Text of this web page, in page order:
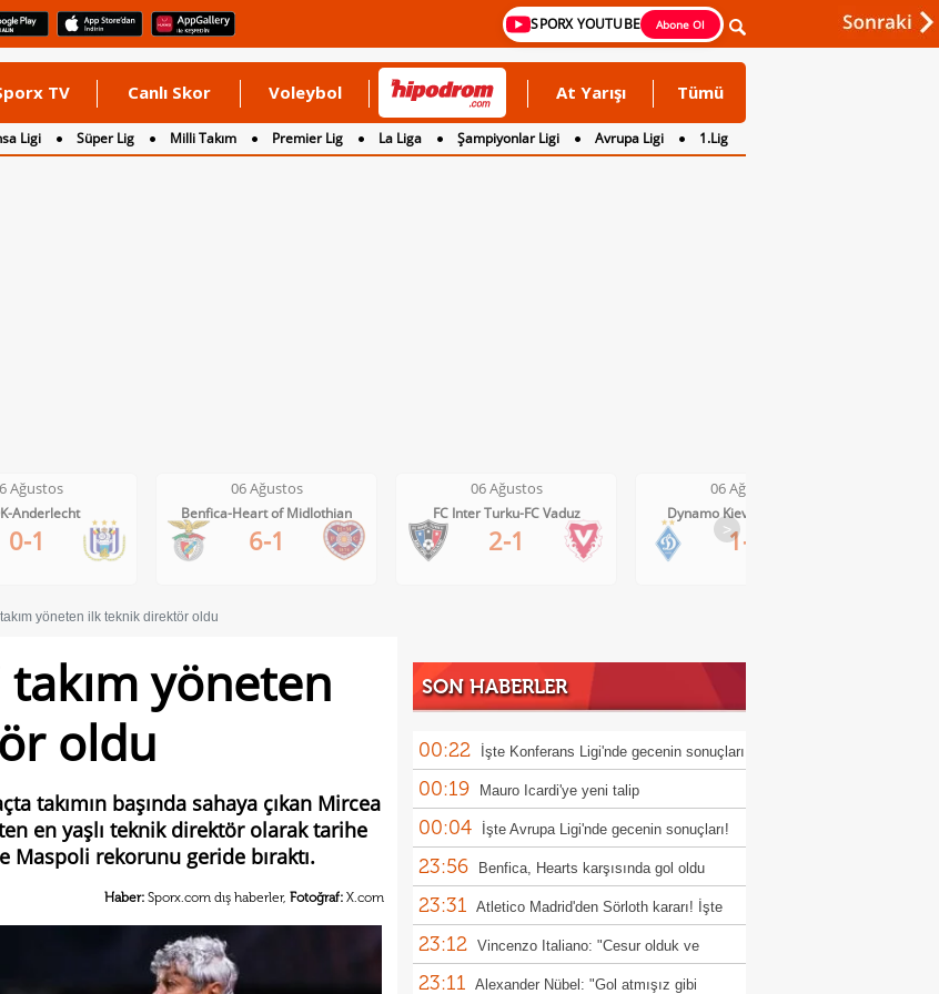
SPORX YOUTUBE Abone Ol
TV Canlı Skor Voleybol At Yarışı Tümü
Ligi Süper Lig Milli Takım Premier Lig La Liga Şampiyonlar Ligi Avrupa Ligi
1.Lig
Ağustos
Anderlecht
0-1
06 Ağustos
Benfica-Heart of Midlothian
6-1
06 Ağustos
FC Inter Turku-FC Vaduz
2-1
06 Ağustos
Dynamo Kiev-Qarabag FK
1-0
>
yöneten ilk teknik direktör oldu
yöneten
oldu
takımın başında sahaya çıkan Mircea
en yaşlı teknik direktör olarak tarihe
Maspoli rekorunu geride bıraktı.
Haber: Sporx.com dış haberler, Fotoğraf: X.com
SON HABERLER
00:22 İşte Konferans Ligi'nde gecenin sonuçları
00:19 Mauro Icardi'ye yeni talip
00:04 İşte Avrupa Ligi'nde gecenin sonuçları!
23:56 Benfica, Hearts karşısında gol oldu
yağdı!
23:31 Atletico Madrid'den Sörloth kararı! İşte
istenen rakam
23:12 Vincenzo Italiano: "Cesur olduk ve
kazandık"
23:11 Alexander Nübel: "Gol atmışız gibi